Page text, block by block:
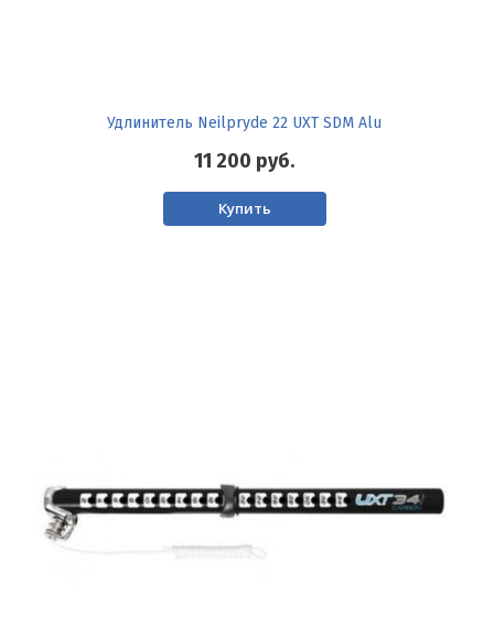
Удлинитель Neilpryde 22 UXT SDM Alu
11 200 руб.
Купить